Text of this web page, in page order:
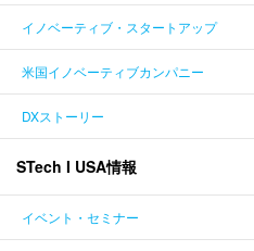
イノベーティブ・スタートアップ
米国イノベーティブカンパニー
DXストーリー
STech I USA情報
イベント・セミナー